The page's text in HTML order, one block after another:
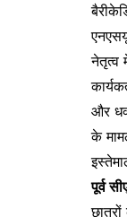
नेतृत्व
और
के
पूर्व